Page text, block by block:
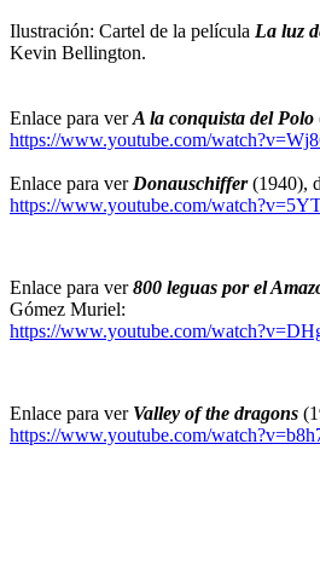
Ilustración: Cartel de la película La luz
Kevin Bellington.
Enlace para verA la conquista del Polo
https://www.youtube.com/
Enlace para ver Donauschiffer (1940),
https://www.youtube.com/
Enlace para ver800 leguas por el
Gómez Muriel:
https://www.youtube.com/
Enlace para ver Valley of the dragons
https://www.youtube.com/